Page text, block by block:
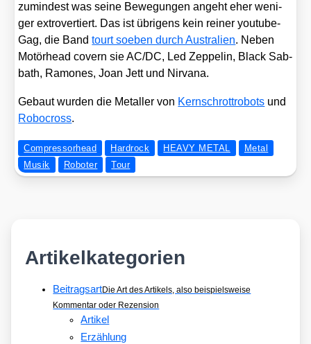
zumin­dest was sei­ne Bewe­gun­gen angeht eher weni­
ger extro­ver­tiert. Das ist übri­gens kein rei­ner you­tube-
Gag, die Bandtourt soeben durch Aus­tra­li­en. Neben
Motör­head covern sie AC/​DC, Led Zep­pe­lin, Black Sab­
bath, Ramo­nes, Joan Jett und Nir­va­na.
Gebaut wur­den die Metal­ler von Kern­schrot­tro­bots und
Robo­cross.
Compressorhead Hardrock HEAVY METAL
Metal
Musik
Roboter Tour
Artikelkategorien
BeitragsartDie Art des Artikels, also beispielsweise
Kommentar oder Rezension
Artikel
Erzählung